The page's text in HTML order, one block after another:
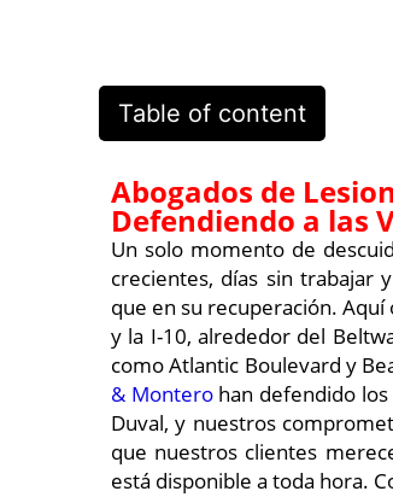
Table of content
Abogados de
Defendiendo a las
Un solo momento de
crecientes, días sin trabajar
que en su recuperación.
y la I-10, alrededor del
como Atlantic Boulevard y
& Monterohan defendido los
Duval, y nuestros
que nuestros clientes
está disponible a toda hora.